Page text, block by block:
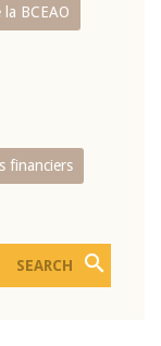
BCEAO
financiers